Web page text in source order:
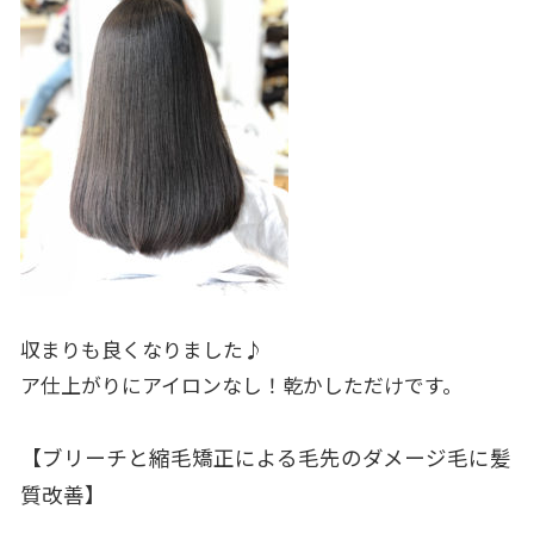
収まりも良くなりました♪
ア仕上がりにアイロンなし！乾かしただけです。
【ブリーチと縮毛矯正による毛先のダメージ毛に髪
質改善】